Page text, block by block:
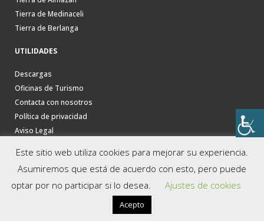
Tierra de Medinaceli
Tierra de Berlanga
UTILIDADES
Descargas
Oficinas de Turismo
Contacta con nosotros
Política de privacidad
Aviso Legal
Este sitio web utiliza cookies para mejorar su experiencia.
Asumiremos que está de acuerdo con esto, pero puede
optar por no participar si lo desea.
Ajustes de cookies
Acepto